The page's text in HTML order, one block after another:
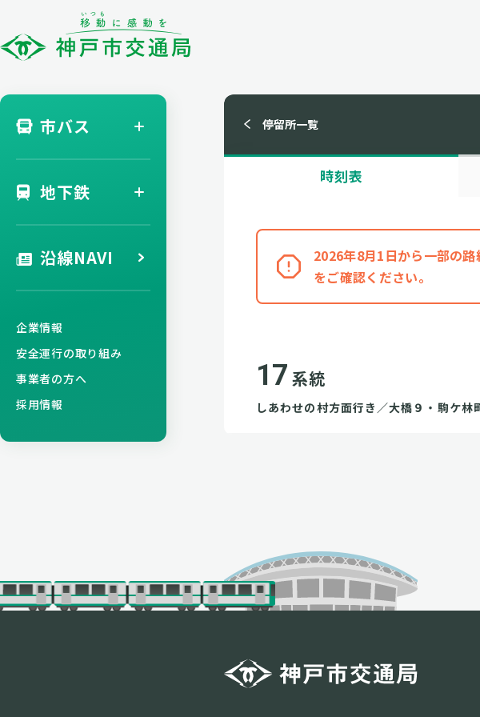
市バス
地下鉄
沿線NAVI
企業情報
安全運行の取り組み
事業者の方へ
採用情報
停留所一覧
時刻表
2026年8月1日から一部の
をご確認ください。
17 系統
しあわせの村方面行き／大橋９・駒ケ林